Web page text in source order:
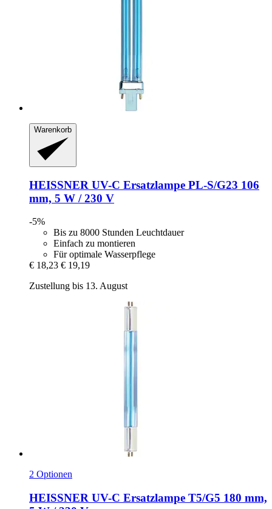
Warenkorb
HEISSNER UV-​C Ersatzlampe PL-​S/G23 106
mm, 5 W / 230 V
-5%
Bis zu 8000 Stunden Leuchtdauer
Einfach zu montieren
Für optimale Wasserpflege
€ 18,23 € 19,19
Zustellung bis 13. August
2 Optionen
HEISSNER UV-​C Ersatzlampe T5/G5 180 mm,